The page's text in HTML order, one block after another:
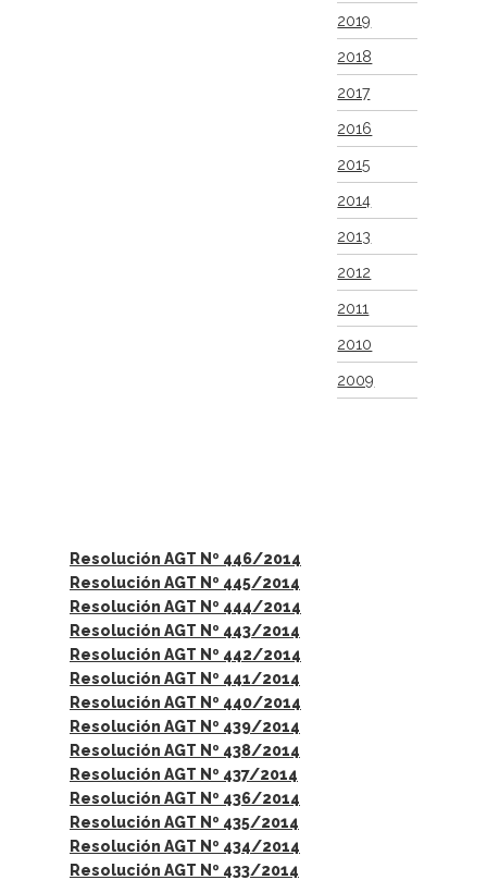
2019
2018
2017
2016
2015
2014
2013
2012
2011
2010
2009
Resolución AGT Nº 446/2014
Resolución AGT Nº 445/2014
Resolución AGT Nº 444/2014
Resolución AGT Nº 443/2014
Resolución AGT Nº 442/2014
Resolución AGT Nº 441/2014
Resolución AGT Nº 440/2014
Resolución AGT Nº 439/2014
Resolución AGT Nº 438/2014
Resolución AGT Nº 437/2014
Resolución AGT Nº 436/2014
Resolución AGT Nº 435/2014
Resolución AGT Nº 434/2014
Resolución AGT Nº 433/2014